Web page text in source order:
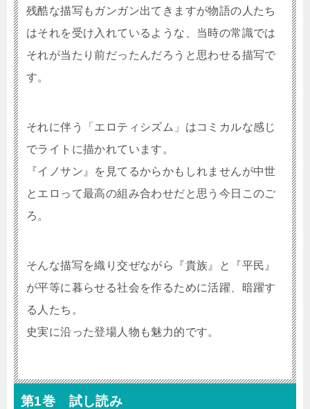
残酷な描写もガンガン出てきますが物語の人たち
はそれを受け入れているような、当時の常識では
それが当たり前だったんだろうと思わせる描写で
す。
それに伴う「エロティシズム」はコミカルな感じ
でライトに描かれています。
『イノサン』を見てるからかもしれませんが中世
とエロって最高の組み合わせだと思う今日このご
ろ。
そんな描写を織り交ぜながら『貴族』と『平民』
が平等に暮らせる社会を作るために活躍、暗躍す
る人たち。
史実に沿った登場人物も魅力的です。
第1巻 試し読み